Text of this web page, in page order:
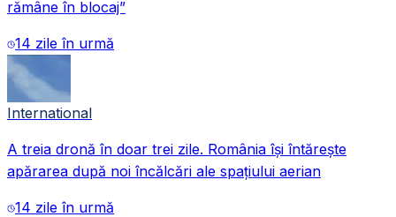
rămâne în blocaj”
14 zile în urmă
International
A treia dronă în doar trei zile. România își întărește
apărarea după noi încălcări ale spațiului aerian
14 zile în urmă